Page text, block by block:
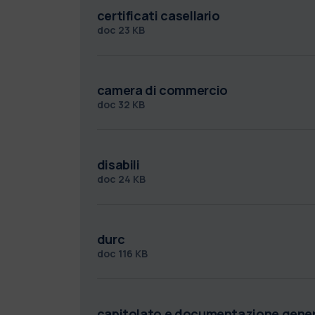
certificati casellario
doc 23 KB
camera di commercio
doc 32 KB
disabili
doc 24 KB
durc
doc 116 KB